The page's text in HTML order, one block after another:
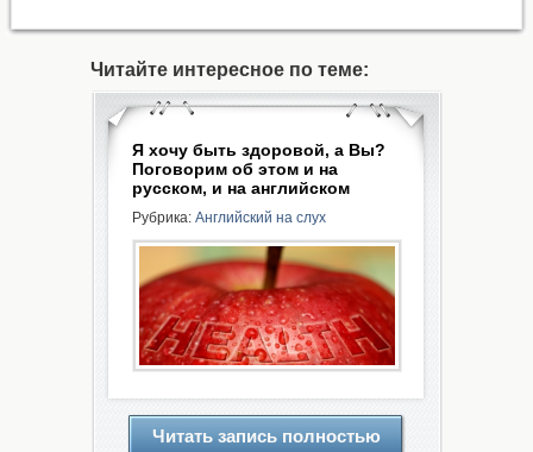
Читайте интересное по теме:
Я хочу быть здоровой, а Вы?
Поговорим об этом и на
русском, и на английском
Рубрика: Английский на слух
Читать запись полностью